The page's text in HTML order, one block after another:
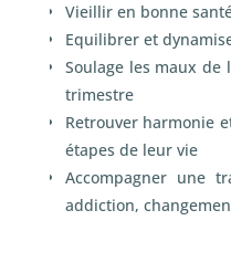
Vieillir en bonne
Equilibrer et
Soulage les maux de
trimestre
Retrouver harmonie
étapes de leur vie
Accompagner une
addiction,